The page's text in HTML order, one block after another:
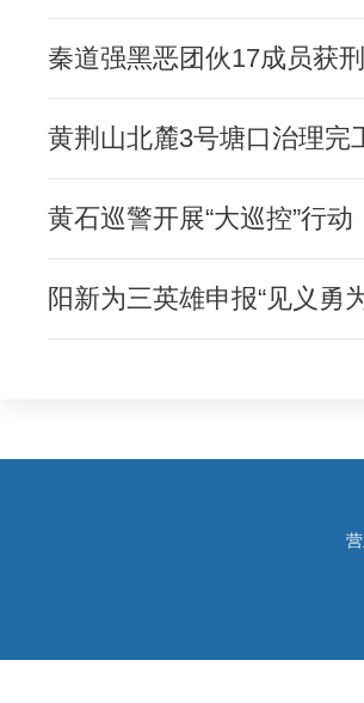
秦道强黑恶团伙17成员获刑
黄荆山北麓3号塘口治理完
黄石巡警开展“大巡控”行动
阳新为三英雄申报“见义勇